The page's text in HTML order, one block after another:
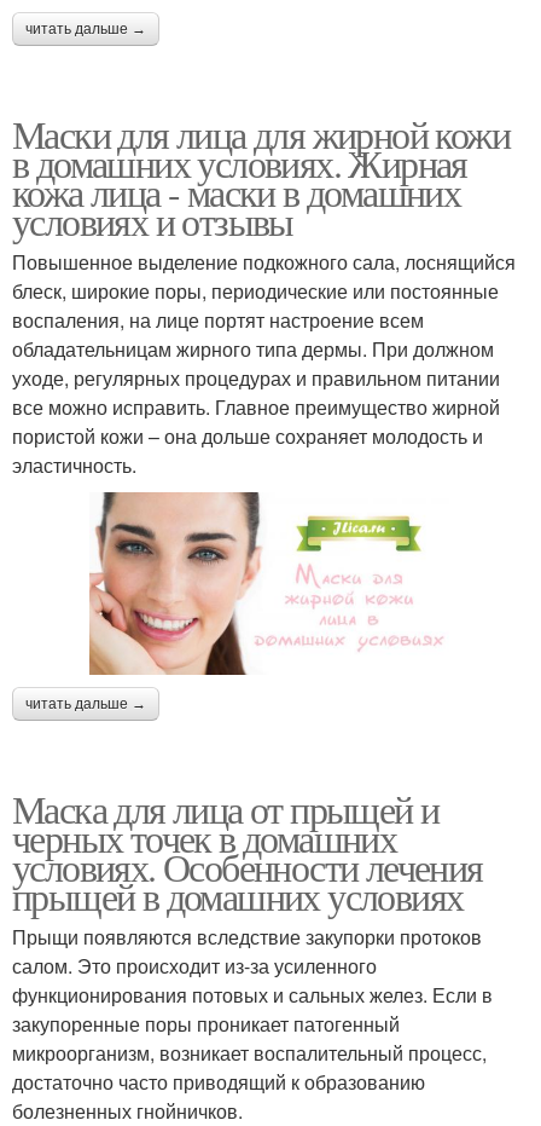
читать дальше →
Маски для лица для жирной кожи
в домашних условиях. Жирная
кожа лица - маски в домашних
условиях и отзывы
Повышенное выделение подкожного сала, лоснящийся
блеск, широкие поры, периодические или постоянные
воспаления, на лице портят настроение всем
обладательницам жирного типа дермы. При должном
уходе, регулярных процедурах и правильном питании
все можно исправить. Главное преимущество жирной
пористой кожи – она дольше сохраняет молодость и
эластичность.
читать дальше →
Маска для лица от прыщей и
черных точек в домашних
условиях. Особенности лечения
прыщей в домашних условиях
Прыщи появляются вследствие закупорки протоков
салом. Это происходит из-за усиленного
функционирования потовых и сальных желез. Если в
закупоренные поры проникает патогенный
микроорганизм, возникает воспалительный процесс,
достаточно часто приводящий к образованию
болезненных гнойничков.